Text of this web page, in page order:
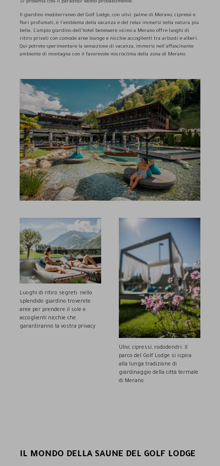
Si presenta così il paradiso? Molto probabilmente.
Il giardino mediterraneo del Golf Lodge, con ulivi, palme di Merano, cipressi e
fiori profumati, è l’emblema della vacanza e del relax immersi nella natura più
bella. L’ampio giardino dell’hotel benessere vicino a Merano offre luoghi di
ritiro privati con comode aree lounge e nicchie accoglienti tra arbusti e alberi.
Qui potrete sperimentare la sensazione di vacanza, immersi nell’affascinante
ambiente di montagna con il favorevole microclima della zona di Merano.
Luoghi di ritiro segreti: nello
splendido giardino troverete
aree per prendere il sole e
accoglienti nicchie che
garantiranno la vostra privacy
Ulivi, cipressi, rododendri: Il
parco del Golf Lodge si ispira
alla lunga tradizione di
giardinaggio della città termale
di Merano
IL MONDO DELLA SAUNE DEL GOLF LODGE